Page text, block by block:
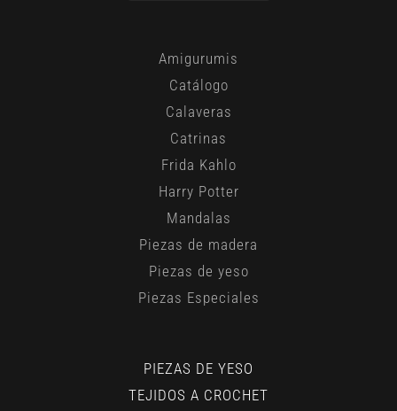
Amigurumis
Catálogo
Calaveras
Catrinas
Frida Kahlo
Harry Potter
Mandalas
Piezas de madera
Piezas de yeso
Piezas Especiales
PIEZAS DE YESO
TEJIDOS A CROCHET